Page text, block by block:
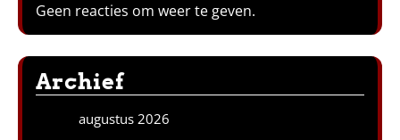
Geen reacties om weer te geven.
Archief
augustus 2026